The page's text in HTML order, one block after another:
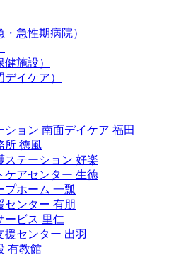
急性期病院）
施設）
イケア）
ョン 南面デイケア 福田
所 徳風
ステーション 好楽
ケアセンター 生徳
プホーム 一瓢
センター 有朋
ービス 里仁
援センター 出羽
有教館